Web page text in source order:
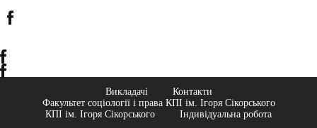
Викладачі
Контакти
Факультет соціології і права КПІ ім. Ігоря Сікорського
КПІ ім. Ігоря Сікорського
Індивідуальна робота